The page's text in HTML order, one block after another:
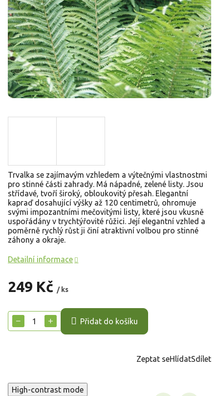
249 Kč / ks
cena:
+
− Přidat do košíku
Trvalka se zajímavým vzhledem a výtečnými vlastnostmi
pro stinné části zahrady. Má nápadné, zelené listy. Jsou
střídavé, tvoří široký, obloukovitý přesah. Elegantní
kapraď dosahující výšky až 120 centimetrů, ohromuje
svými impozantními mečovitými listy, které jsou vkusně
uspořádány v trychtýřovité růžici. Její elegantní vzhled a
poměrně rychlý růst ji činí atraktivní volbou pro stinné
záhony a okraje.
Detailní informace
Zeptat seHlídatSdílet
High-contrast mode